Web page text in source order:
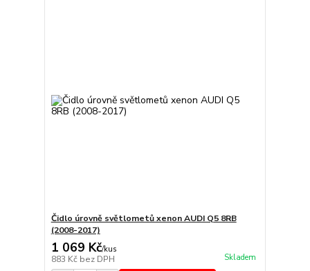
Čidlo úrovně světlometů xenon AUDI Q5 8RB
(2008-2017)
1 069 Kč/kus
883 Kč bez DPH Skladem